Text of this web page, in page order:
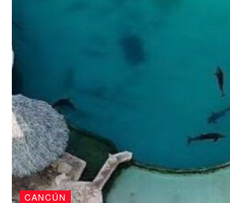
Tal es el caso de
AWL inglés
supuestos agentes educativos que
WhatsAppa quienes preguntan por
pagan publicidad paga llegar a más
Una vez entrando en comunicación
CANCÚN